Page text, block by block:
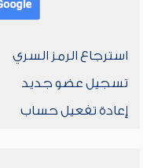
استرجاع الرمز السري
تسجيل عضو جديد
إعادة تفعيل حساب